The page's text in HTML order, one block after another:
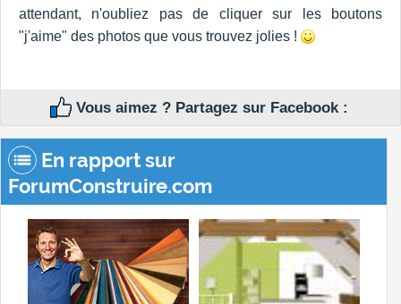
attendant, n'oubliez pas de cliquer sur les boutons
"j'aime" des photos que vous trouvez jolies !
Vous aimez ? Partagez sur Facebook :
En rapport sur
ForumConstruire.com